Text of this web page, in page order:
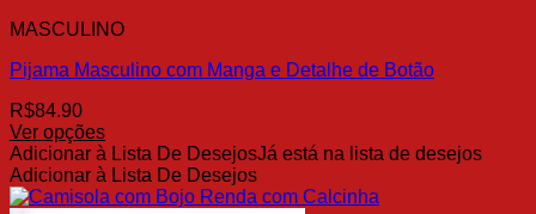
As
podem
escolhidas
na
página
do
produto
MASCULINO
Pijama Masculino com Manga e Detalhe de Botão
R$84.90
Ver opções
Este
produto
tem
Adicionar à Lista De DesejosJá está na lista de desejos
Adicionar à Lista De Desejos